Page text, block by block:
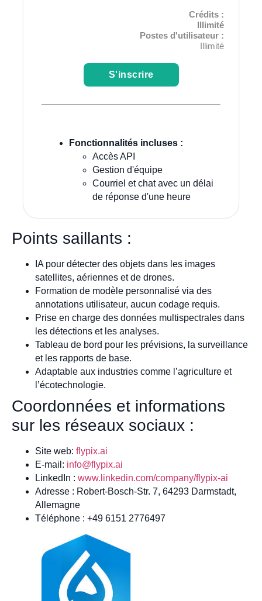
Crédits :
Illimité
Postes d'utilisateur :
Illimité
S'inscrire
Fonctionnalités incluses :
Accès API
Gestion d'équipe
Courriel et chat avec un délai
de réponse d'une heure
Points saillants :
IA pour détecter des objets dans les images
satellites, aériennes et de drones.
Formation de modèle personnalisé via des
annotations utilisateur, aucun codage requis.
Prise en charge des données multispectrales dans
les détections et les analyses.
Tableau de bord pour les prévisions, la surveillance
et les rapports de base.
Adaptable aux industries comme l’agriculture et
l’écotechnologie.
Coordonnées et informations
sur les réseaux sociaux :
Site web: flypix.ai
E-mail: info@flypix.ai
LinkedIn : www.linkedin.com/company/flypix-ai
Adresse : Robert-Bosch-Str. 7, 64293 Darmstadt,
Allemagne
Téléphone : +49 6151 2776497